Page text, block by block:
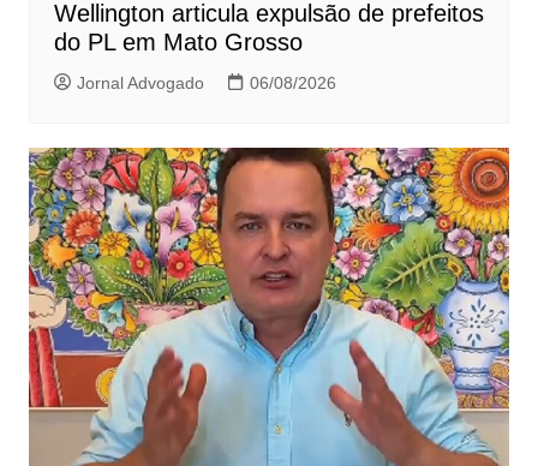
Wellington articula expulsão de prefeitos
do PL em Mato Grosso
Jornal Advogado 06/08/2026